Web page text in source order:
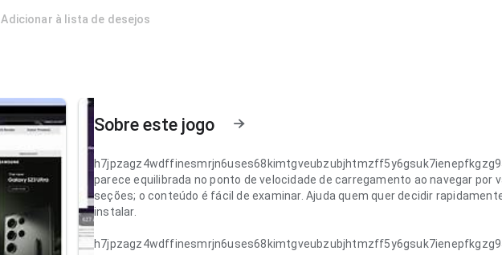
Adicionar à lista de desejos
Sobre este jogo
parece equilibrada no ponto de velocidade de carregamento ao navegar por
seções; o conteúdo é fácil de examinar. Ajuda quem quer decidir
instalar.